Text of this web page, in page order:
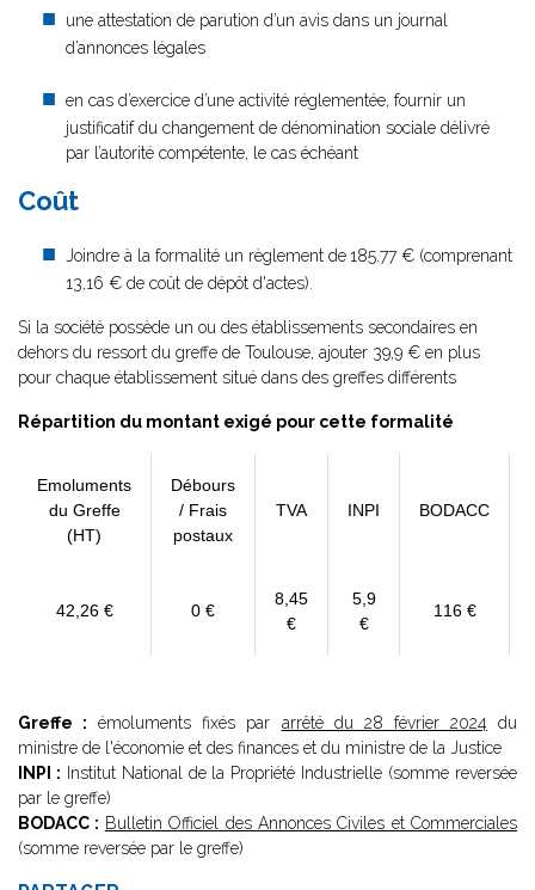
une attestation de parution d’un avis dans un journal
d’annonces légales
en cas d’exercice d’une activité réglementée, fournir un
justificatif du changement de dénomination sociale délivré
par l’autorité compétente, le cas échéant
Coût
Joindre à la formalité un règlement de185.77 € (comprenant
13,16 € de coût de dépôt d'actes).
Si la société possède un ou des établissements secondaires en
dehors du ressort du greffe de Toulouse, ajouter 39,9 € en plus
pour chaque établissement situé dans des greffes différents
Répartition du montant exigé pour cette formalité
Emoluments
du Greffe
(HT)
Débours
/ Frais
postaux
TVA INPI BODACC
42,26 € 0 €
8,45
€
5,9
€
116 €
Greffe : émoluments fixés par arrêté du 28 février 2024 du
ministre de l'économie et des finances et du ministre de la Justice
INPI : Institut National de la Propriété Industrielle (somme reversée
par le greffe)
BODACC : Bulletin Officiel des Annonces Civiles et Commerciales
(somme reversée par le greffe)